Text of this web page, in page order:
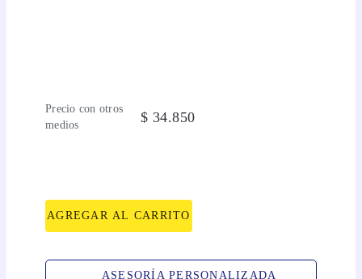
Precio con otros
medios
$ 34.850
AGREGAR AL CARRITO
ASESORÍA PERSONALIZADA